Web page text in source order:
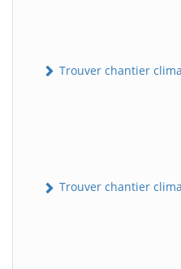
Trouver chantier
Trouver chantier